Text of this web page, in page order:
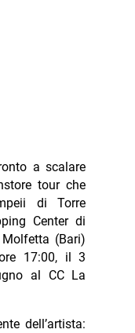
a scalare
tour che
di Torre
Center di
(Bari)
17:00, il 3
al CC La
dell’artista: